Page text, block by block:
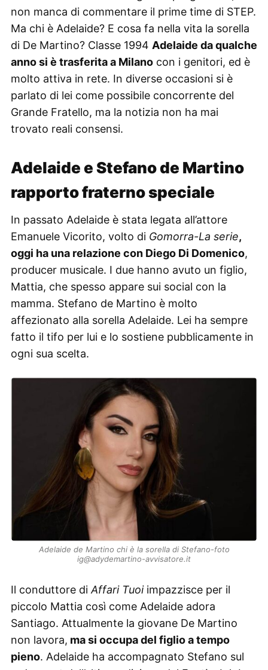
non manca di commentare il prime time di STEP.
Ma chi è Adelaide? E cosa fa nella vita la sorella
di De Martino? Classe 1994 Adelaide da qualche
anno si è trasferita a Milanocon i genitori, ed è
molto attiva in rete. In diverse occasioni si è
parlato di lei come possibile concorrente del
Grande Fratello, ma la notizia non ha mai
trovato reali consensi.
Adelaide e Stefano de Martino
rapporto fraterno speciale
In passato Adelaide è stata legata all’attore
Emanuele Vicorito, volto di Gomorra-La serie,
oggi ha una relazione con Diego Di Domenico,
producer musicale. I due hanno avuto un figlio,
Mattia, che spesso appare sui social con la
mamma. Stefano de Martino è molto
affezionato alla sorella Adelaide. Lei ha sempre
fatto il tifo per lui e lo sostiene pubblicamente in
ogni sua scelta.
Adelaide de Martino chi è la sorella di Stefano-foto
ig@adydemartino-avvisatore.it
Il conduttore di Affari Tuoiimpazzisce per il
piccolo Mattia così come Adelaide adora
Santiago. Attualmente la giovane De Martino
non lavora, ma si occupa del figlio a tempo
pieno. Adelaide ha accompagnato Stefano sul